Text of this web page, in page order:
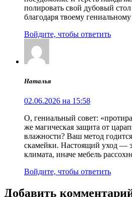
полировать свой дубовый
благодаря твоему
Войдите, чтобы ответить
Наталья
02.06.2026 на 15:58
О, гениальный совет:
же магическая защита от
влажности? Ваш метод
скамейки. Настоящий уход —
климата, иначе мебель
Войдите, чтобы ответить
Добавить